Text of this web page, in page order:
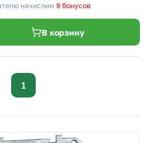
начислим 9 бонусов
В корзину
1